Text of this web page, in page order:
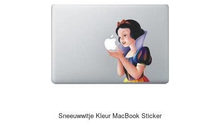
Sneeuwwitje Kleur MacBook Sticker